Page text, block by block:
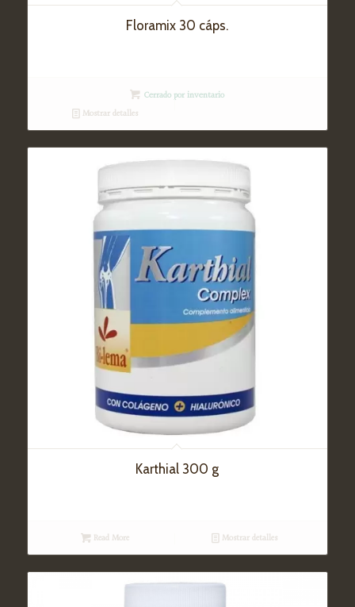
Floramix 30 cáps.
Cerrado por inventario
Mostrar detalles
Karthial 300 g
Read More Mostrar detalles